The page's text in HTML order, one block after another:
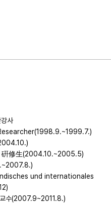
사
Researcher(1998.9.~1999.7.)
硏修生(2004.10.~2005.5)
und internationales
교수(2007.9~2011.8.)